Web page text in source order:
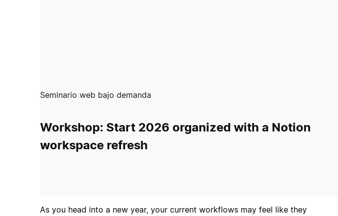
Seminario web bajo demanda
Workshop: Start 2026 organized with a Notion
workspace refresh
As you head into a new year, your current workflows may feel like they